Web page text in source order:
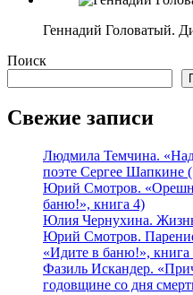
Геннадий Головатый.
Поиск
Свежие записи
Людмила Темчина.
поэте Сергее Шапкине
Юрий Смотров.
баню!», книга 4)
Юлия Чернухина. Жизнь
Юрий Смотров.
«Идите в баню!», книга
Фазиль Искандер.
годовщине со дня